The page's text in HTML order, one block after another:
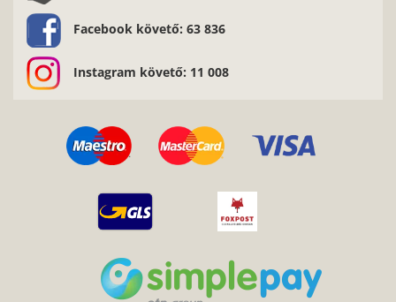
Facebook követő: 63 836
Instagram követő: 11 008